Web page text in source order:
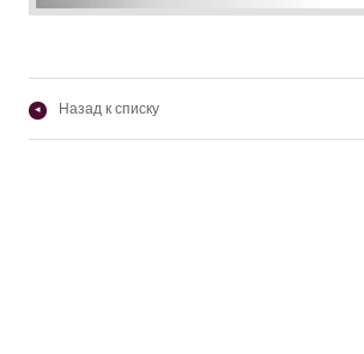
◂ Назад к списку